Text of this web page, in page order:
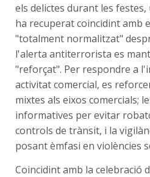
els delictes durant les
ha recuperat coincidint amb
"totalment normalitzat"
l'alerta antiterrorista es
"reforçat". Per respondre a
activitat comercial, es
mixtes als eixos comercials;
informatives per evitar
controls de trànsit, i la
posant èmfasi en violències
Coincidint amb la celebració